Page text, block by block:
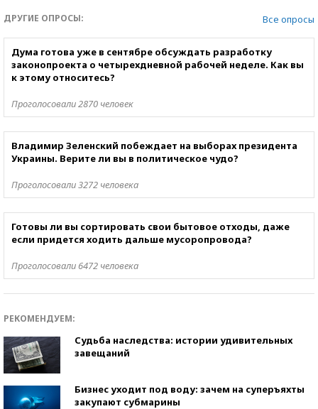
Все опросы
ДРУГИЕ ОПРОСЫ:
Дума готова уже в сентябре обсуждать разработку
законопроекта о четырехдневной рабочей неделе. Как вы
к этому относитесь?
Проголосовали 2870 человек
Владимир Зеленский побеждает на выборах президента
Украины. Верите ли вы в политическое чудо?
Проголосовали 3272 человека
Готовы ли вы сортировать свои бытовое отходы, даже
если придется ходить дальше мусоропровода?
Проголосовали 6472 человека
РЕКОМЕНДУЕМ:
Судьба наследства: истории удивительных
завещаний
Бизнес уходит под воду: зачем на суперъяхты
закупают субмарины